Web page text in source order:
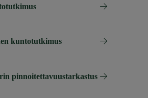
kuntotutkimus
pinnoitettavuustarkastus